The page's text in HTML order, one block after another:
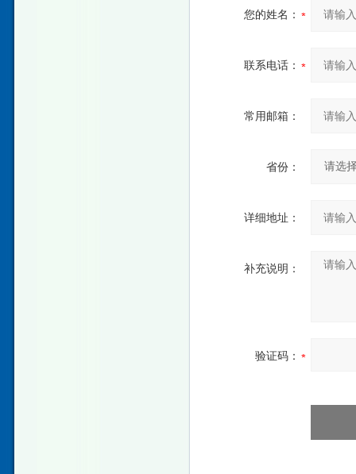
您的姓名：
联系电话：
常用邮箱：
省份：
详细地址：
补充说明：
验证码：